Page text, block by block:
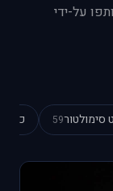
על-ידי
סימולטור59 כוכב